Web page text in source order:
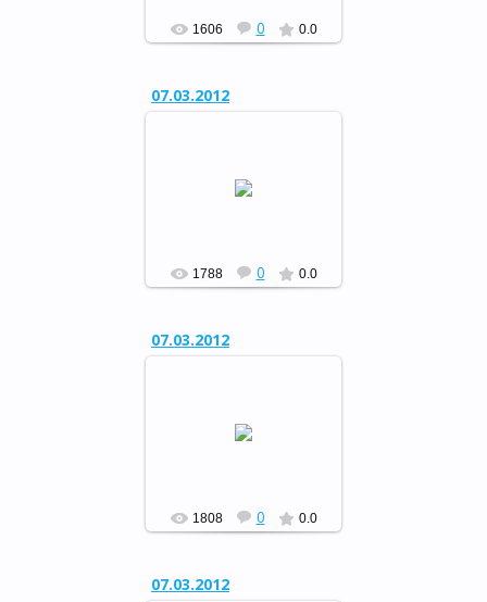
1606 0 0.0
07.03.2012
«Свет женщины…»
1788 0 0.0
07.03.2012
«Свет женщины…»
1808 0 0.0
07.03.2012